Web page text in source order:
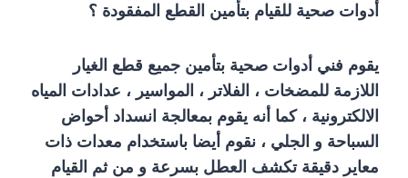
أدوات صحية للقيام بتأمين القطع المفقودة ؟
يقوم فني أدوات صحية بتأمين جميع قطع الغيار
اللازمة للمضخات ، الفلاتر ، المواسير ، عدادات المياه
الالكترونية ، كما أنه يقوم بمعالجة انسداد أحواض
السباحة و الجلي ، نقوم أيضا باستخدام معدات ذات
معاير دقيقة تكشف العطل بسرعة و من ثم القيام